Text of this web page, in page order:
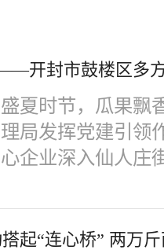
开封市鼓楼区多
节，瓜果飘香
局发挥党建引领
企业深入仙人庄
起“连心桥” 两万